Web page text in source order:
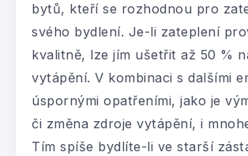
bytů, kteří se rozhodnou pro
svého bydlení. Je-li zateplení
kvalitně, lze jím ušetřit až 50 %
vytápění. V kombinaci s dalšími
úspornými opatřeními, jako je
či změna zdroje vytápění, i
Tím spíše bydlíte-li ve starší